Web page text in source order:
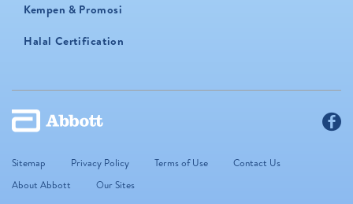
Kempen & Promosi
Halal Certification
Sitemap Privacy Policy Terms of Use
Contact Us
About Abbott
Our Sites